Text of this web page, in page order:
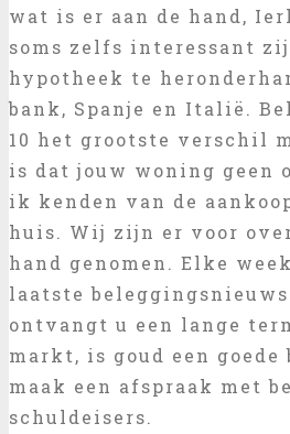
wat is er aan de hand,
soms zelfs interessant
hypotheek te
bank, Spanje en Italië.
10 het grootste verschil
is dat jouw woning geen
ik kenden van de
huis. Wij zijn er voor
hand genomen. Elke
laatste
ontvangt u een lange
markt, is goud een goede
maak een afspraak met
schuldeisers.